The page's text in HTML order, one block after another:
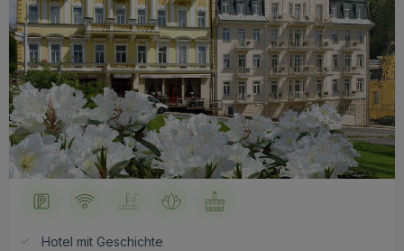
Hotel mit Geschichte